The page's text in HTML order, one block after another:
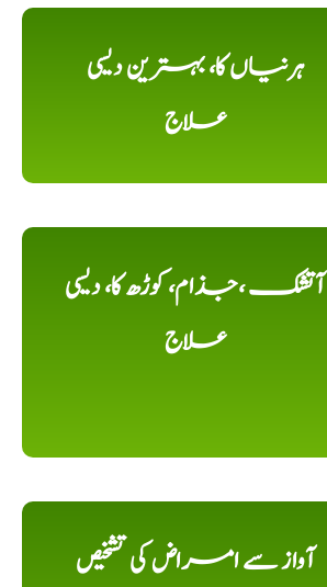
ہرنیاں کا، بہترین دیسی
علاج
آتشک ،جذام، کوڑھ کا، دیسی
علاج
آواز سے امراض کی تشخیص